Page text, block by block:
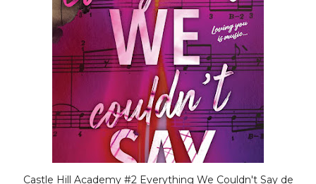
Castle Hill Academy #2 Everything We Couldn't Say de